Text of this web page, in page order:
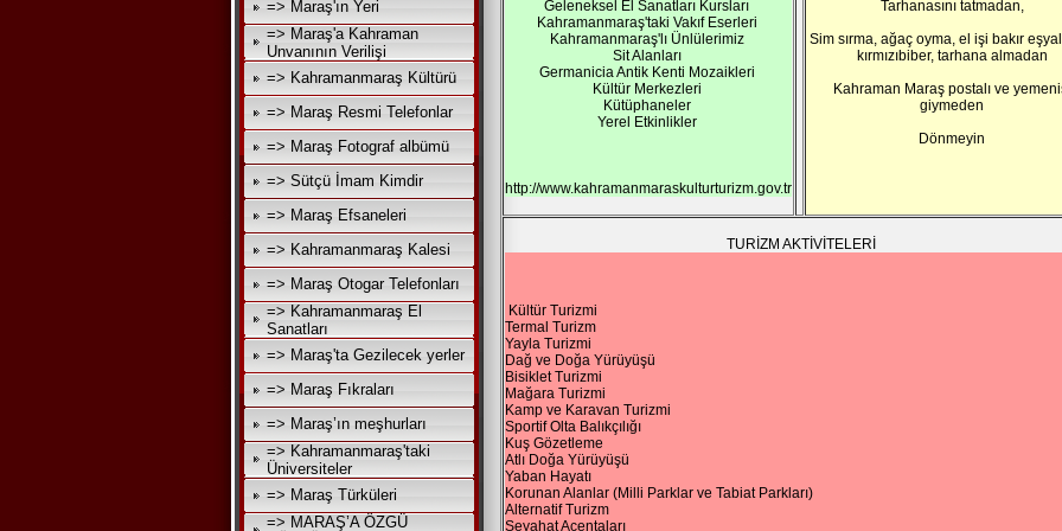
=> Maraş'ın Yeri
=> Maraş'a Kahraman
Unvanının Verilişi
=> Kahramanmaraş Kültürü
=> Maraş Resmi Telefonlar
=> Maraş Fotograf albümü
=> Sütçü İmam Kimdir
=> Maraş Efsaneleri
=> Kahramanmaraş Kalesi
=> Maraş Otogar Telefonları
=> Kahramanmaraş El
Sanatları
=> Maraş'ta Gezilecek yerler
=> Maraş Fıkraları
=> Maraş’ın meşhurları
=> Kahramanmaraş'taki
Üniversiteler
=> Maraş Türküleri
=> MARAŞ’A ÖZGÜ
Geleneksel El Sanatları Kursları
Kahramanmaraş'taki Vakıf Eserleri
Kahramanmaraş'lı Ünlülerimiz
Sit Alanları
Germanicia Antik Kenti Mozaikleri
Kültür Merkezleri
Kütüphaneler
Yerel Etkinlikler
http://www.kahramanmaraskulturturizm.gov.tr
Tarhanasını tatmadan,
Sim sırma, ağaç oyma, el işi bakır
kırmızıbiber, tarhana almadan
Kahraman Maraş postalı ve
giymeden
Dönmeyin
TURİZM AKTİVİTELERİ
Kültür Turizmi
Termal Turizm
Yayla Turizmi
Dağ ve Doğa Yürüyüşü
Bisiklet Turizmi
Mağara Turizmi
Kamp ve Karavan Turizmi
Sportif Olta Balıkçılığı
Kuş Gözetleme
Atlı Doğa Yürüyüşü
Yaban Hayatı
Korunan Alanlar (Milli Parklar ve Tabiat Parkları)
Alternatif Turizm
Seyahat Acentaları